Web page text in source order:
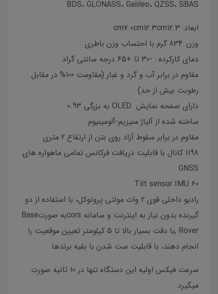
BDS، GLONASS، Galileo، QZSS، SBAS
ابعاد: cm7.0cm12.3cm12.3
وزن: 834 گرم با احتساب وزن باطری
دمای کارکرده : -30 تا +65 درجه سانتی گراد
مقاوم در برابر آب و گرد و غبار (مقاومت 100% در مقابل
رطوبت بیش از حد)
دارای صفحه نمایش OLED به بزرگی 0.93
ساخته شده از آلیاژ منیزیم-آلومینیوم
مقاوم در برابر سقوط آزاد روی بتن از ارتفاع 2 متری
1198 کانال با قابلیت دریافت فرکانس تمامی ماهواره های
GNSS
Tilt sensor IMU 60
رادیو داخلی قوی 2 وات مولتی پروتوکل، با استفاده از دو
گیرنده بدون نیاز به اینترنت و سامانه corsبه صورتBase
, Roverبا دقت بسیار بالا تا 5 کیلومتر تعیین موقعیت را
انجام دهند، با قابلیت ست شدن با بقیه برندها
سرعت فیکس اولیه این دستگاه تنها در 10 ثانیه صورت
میگیرد.